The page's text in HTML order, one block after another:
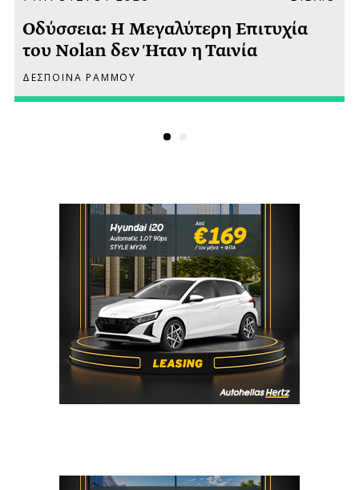
Οδύσσεια: Η Μεγαλύτερη Επιτυχία
του Nolan δεν Ήταν η Ταινία
ΔΕΣΠΟΙΝΑ ΡΑΜΜΟΥ